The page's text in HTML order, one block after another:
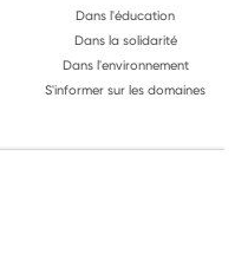
Dans l'éducation
Dans la solidarité
Dans l'environnement
S'informer sur les domaines